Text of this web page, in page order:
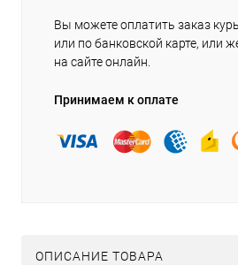
Вы можете оплатить заказ
или по банковской карте, или
на сайте онлайн.
Принимаем к оплате
ОПИСАНИЕ ТОВАРА